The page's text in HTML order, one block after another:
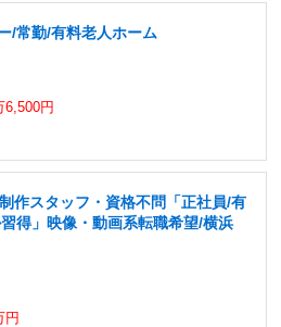
/常勤/有料老人ホーム
6,500円
作スタッフ・資格不問「正社員/有
得」映像・動画系転職希望/横浜
円